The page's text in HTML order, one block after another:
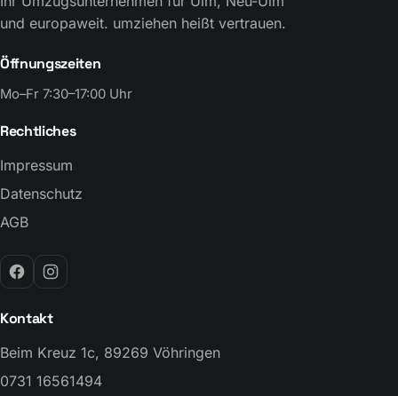
und europaweit. umziehen heißt vertrauen.
Öffnungszeiten
Mo–Fr 7:30–17:00 Uhr
Rechtliches
Impressum
Datenschutz
AGB
Kontakt
Beim Kreuz 1c, 89269 Vöhringen
0731 16561494